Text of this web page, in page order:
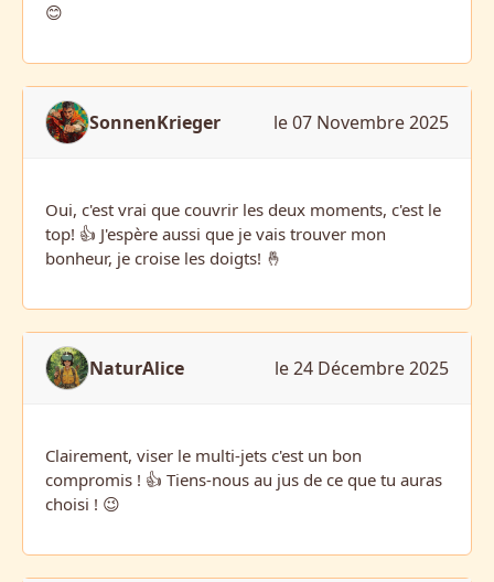
😊
SonnenKrieger le 07 Novembre 2025
Oui, c'est vrai que couvrir les deux moments, c'est le
top! 👍 J'espère aussi que je vais trouver mon
bonheur, je croise les doigts! 🤞
NaturAlice le 24 Décembre 2025
Clairement, viser le multi-jets c'est un bon
compromis ! 👍 Tiens-nous au jus de ce que tu auras
choisi ! 😉